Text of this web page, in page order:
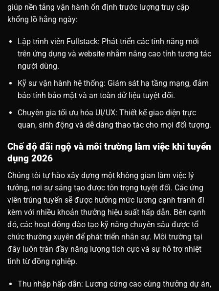
giúp nền tảng vận hành ổn định trước lượng truy cập
khổng lồ hằng ngày:
Lập trình viên Fullstack: Phát triển các tính năng mới
trên ứng dụng và website nhằm nâng cao tính tương tác
người dùng.
Kỹ sư vận hành hệ thống: Giám sát hạ tầng mạng, đảm
bảo tính bảo mật và an toàn dữ liệu tuyệt đối.
Chuyên gia tối ưu hóa UI/UX: Thiết kế giao diện trực
quan, sinh động và dễ dàng thao tác cho mọi đối tượng.
Chế độ đãi ngộ và môi trường làm việc khi tuyển
dụng 2026
Chúng tôi tự hào xây dựng một không gian làm việc lý
tưởng, nơi sự sáng tạo được tôn trọng tuyệt đối. Các ứng
viên trúng tuyển sẽ được hưởng mức lương cạnh tranh đi
kèm với nhiều khoản thưởng hiệu suất hấp dẫn. Bên cạnh
đó, các hoạt động đào tạo kỹ năng chuyên sâu được tổ
chức thường xuyên để phát triển nhân sự. Môi trường tại
đây luôn tràn đầy năng lượng tích cực và sự hỗ trợ nhiệt
tình từ đồng nghiệp.
Thu nhập hấp dẫn: Lương cứng cao cùng thưởng dự án,